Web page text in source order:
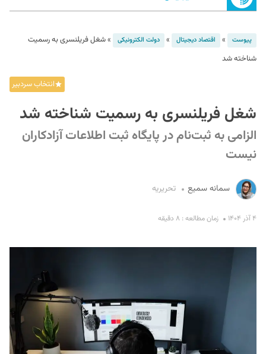
پیوست » اقتصاد دیجیتال » دولت الکترونیکی »شغل فریلنسری به رسمیت
شناخته شد
انتخاب سردبیر
شغل فریلنسری به رسمیت شناخته شد
الزامی به ثبت‌نام در پایگاه ثبت اطلاعات آزادکاران
نیست
سمانه سمیع تحریریه
۴ آذر ۱۴۰۴ زمان مطالعه : ۸ دقیقه